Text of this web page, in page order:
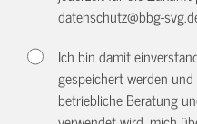
datenschutz@bbg-
Ich bin damit
gespeichert werden
betriebliche Beratung